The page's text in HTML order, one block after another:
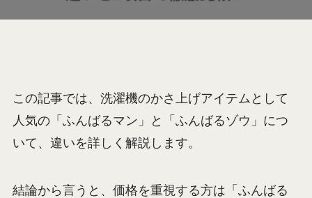
この記事では、洗濯機のかさ上げアイテムとして
人気の「ふんばるマン」と「ふんばるゾウ」につ
いて、違いを詳しく解説します。
結論から言うと、価格を重視する方は「ふんばる